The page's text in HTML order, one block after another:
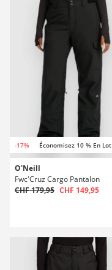
-17% Économisez 10 % En Lot
O'Neill
Fwc'Cruz Cargo Pantalon
CHF 179,95 CHF 149,95